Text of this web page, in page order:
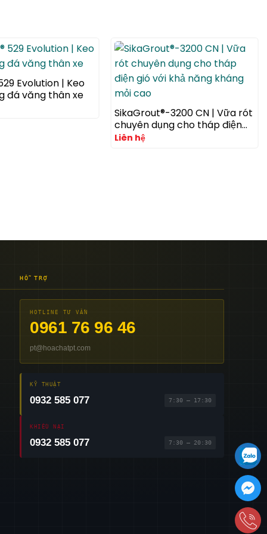
Evolution | Keo
đá văng thân xe
SikaGrout®-3200 CN | Vữa rót
chuyên dụng cho tháp điện
gió với khả năng kháng mỏi
Liên hệ
HỖ TRỢ
HOTLINE TƯ VẤN
0961 76 96 46
pt@hoachatpt.com
KỸ THUẬT
0932 585 077 7:30 – 17:30
KHIẾU NẠI
0932 585 077 7:30 – 20:30